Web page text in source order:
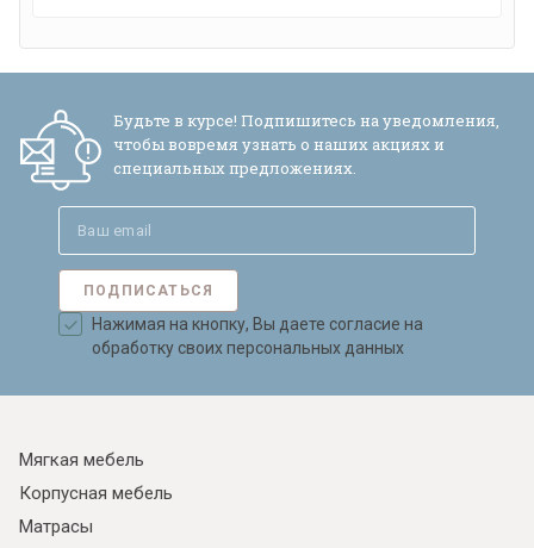
Будьте в курсе! Подпишитесь на уведомления,
чтобы вовремя узнать о наших акциях и
специальных предложениях.
ПОДПИСАТЬСЯ
Нажимая на кнопку, Вы даете согласие на
обработку своих персональных данных
Мягкая мебель
Корпусная мебель
Матрасы